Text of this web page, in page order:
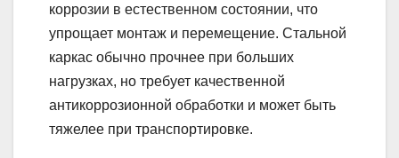
коррозии в естественном состоянии, что
упрощает монтаж и перемещение. Стальной
каркас обычно прочнее при больших
нагрузках, но требует качественной
антикоррозионной обработки и может быть
тяжелее при транспортировке.